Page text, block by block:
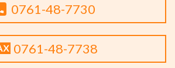
0761-48-7730
0761-48-7738